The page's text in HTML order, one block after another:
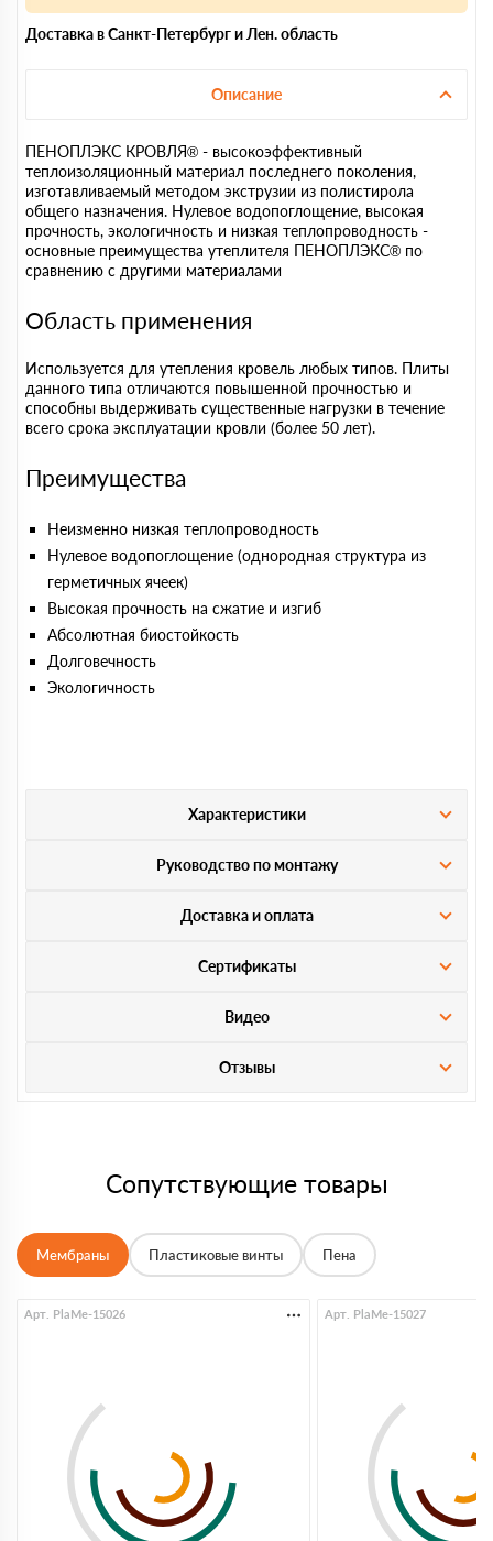
Доставка в Санкт-Петербург и Лен. область
Описание
ПЕНОПЛЭКС КРОВЛЯ® - высокоэффективный
теплоизоляционный материал последнего поколения,
изготавливаемый методом экструзии из полистирола
общего назначения. Нулевое водопоглощение, высокая
прочность, экологичность и низкая теплопроводность -
основные преимущества утеплителя ПЕНОПЛЭКС® по
сравнению с другими материалами
Область применения
Используется для утепления кровель любых типов. Плиты
данного типа отличаются повышенной прочностью и
способны выдерживать существенные нагрузки в течение
всего срока эксплуатации кровли (более 50 лет).
Преимущества
Неизменно низкая теплопроводность
Нулевое водопоглощение (однородная структура из
герметичных ячеек)
Высокая прочность на сжатие и изгиб
Абсолютная биостойкость
Долговечность
Экологичность
Характеристики
Руководство по монтажу
Доставка и оплата
Сертификаты
Видео
Отзывы
Сопутствующие товары
Мембраны Пластиковые винты Пена
Арт. PlaMe-15026 Арт. PlaMe-15027